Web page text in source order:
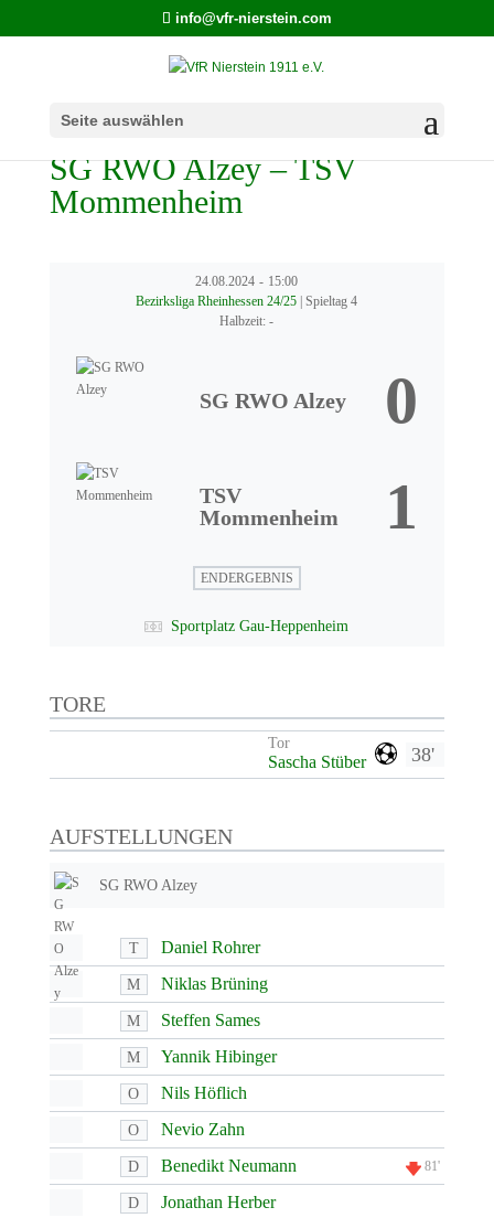
info@vfr-nierstein.com
Seite auswählen
SG RWO Alzey – TSV
Mommenheim
24.08.2024 - 15:00
Bezirksliga Rheinhessen 24/25 | Spieltag 4
Halbzeit: -
SG RWO Alzey 0
TSV
Mommenheim
1
ENDERGEBNIS
Sportplatz Gau-Heppenheim
TORE
38'
Tor
Sascha Stüber
AUFSTELLUNGEN
SG RWO Alzey
T Daniel Rohrer
M Niklas Brüning
M Steffen Sames
M Yannik Hibinger
O Nils Höflich
O Nevio Zahn
D Benedikt Neumann 81'
D Jonathan Herber